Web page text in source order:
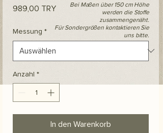
989,00 TRYPreis
Messung *
Anzahl *
In den Warenkorb
Bei Maßen über 150 cm Höhe
werden die Stoffe
zusammengenäht.
Für Sondergrößen kontaktieren Sie
uns bitte.